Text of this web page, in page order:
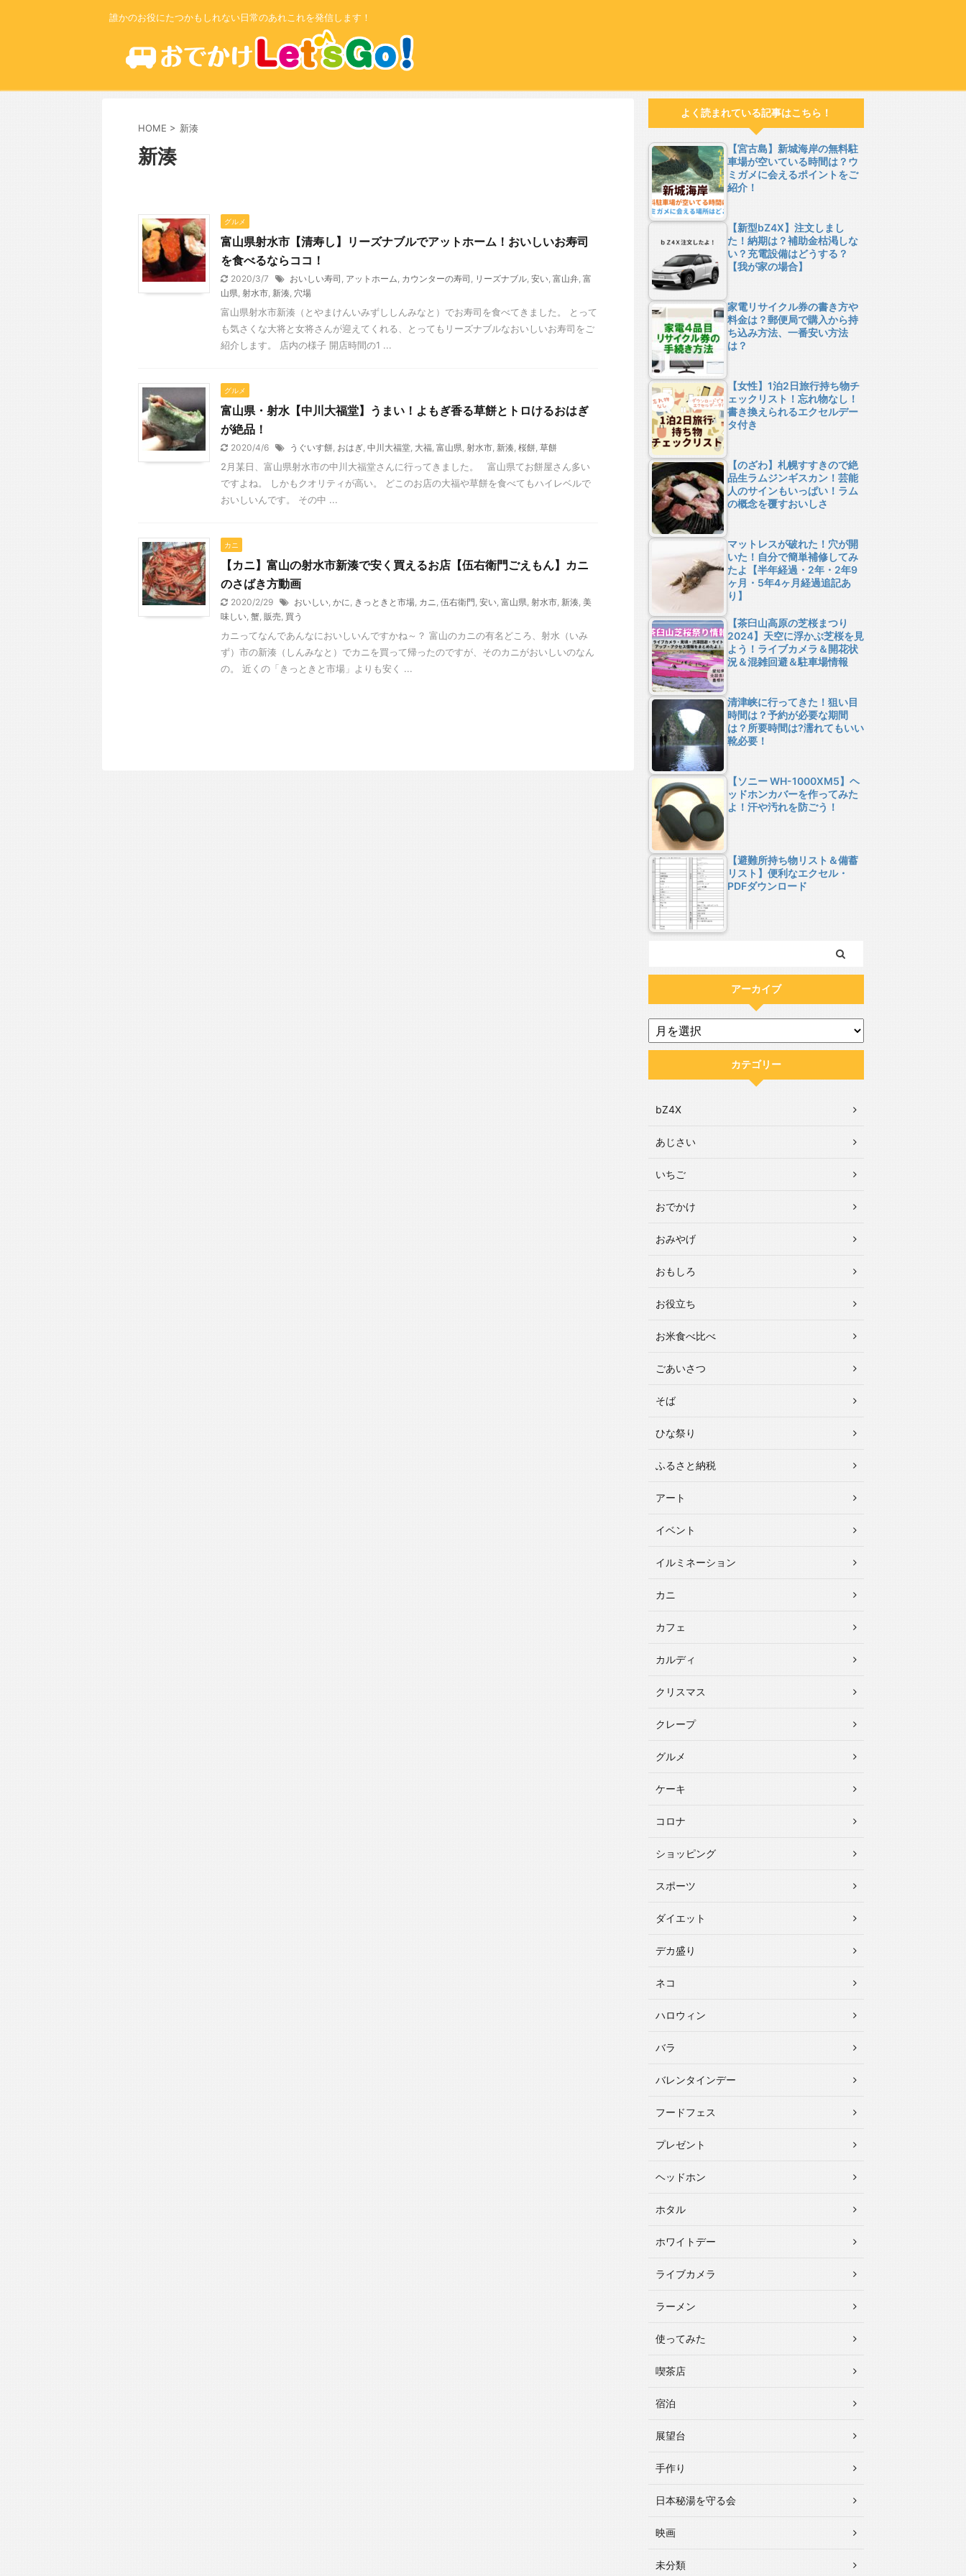
誰かのお役にたつかもしれない日常のあれこれを発信します！
HOME > 新湊
新湊
グルメ
富山県射水市【清寿し】リーズナブルでアットホーム！おいしいお寿司
を食べるならココ！
2020/3/7 おいしい寿司 , アットホーム, カウンターの寿司 , リーズナブル, 安い, 富山弁, 富
山県, 射水市, 新湊, 穴場
富山県射水市新湊（とやまけんいみずししんみなと）でお寿司を食べてきました。 とって
も気さくな大将と女将さんが迎えてくれる、とってもリーズナブルなおいしいお寿司をご
紹介します。 店内の様子 開店時間の1 ...
グルメ
富山県・射水【中川大福堂】うまい！よもぎ香る草餅とトロけるおはぎ
が絶品！
2020/4/6 うぐいす餅, おはぎ, 中川大福堂, 大福, 富山県, 射水市, 新湊, 桜餅, 草餅
2月某日、富山県射水市の中川大福堂さんに行ってきました。 富山県てお餅屋さん多い
ですよね。 しかもクオリティが高い。 どこのお店の大福や草餅を食べてもハイレベルで
おいしいんです。 その中 ...
カニ
【カニ】富山の射水市新湊で安く買えるお店【伍右衛門ごえもん】カニ
のさばき方動画
2020/2/29 おいしい, かに, きっときと市場, カニ, 伍右衛門, 安い, 富山県, 射水市, 新湊, 美
味しい, 蟹, 販売, 買う
カニってなんであんなにおいしいんですかね～？ 富山のカニの有名どころ、射水（いみ
ず）市の新湊（しんみなと）でカニを買って帰ったのですが、そのカニがおいしいのなん
の。 近くの「きっときと市場」よりも安く ...
よく読まれている記事はこちら！
【宮古島】新城海岸の無料駐
車場が空いている時間は？ウ
ミガメに会えるポイントをご
紹介！
【新型bZ4X】注文しまし
た！納期は？補助金枯渇しな
い？充電設備はどうする？
【我が家の場合】
家電リサイクル券の書き方や
料金は？郵便局で購入から持
ち込み方法、一番安い方法
は？
【女性】1泊2日旅行持ち物チ
ェックリスト！忘れ物なし！
書き換えられるエクセルデー
タ付き
【のざわ】札幌すすきので絶
品生ラムジンギスカン！芸能
人のサインもいっぱい！ラム
の概念を覆すおいしさ
マットレスが破れた！穴が開
いた！自分で簡単補修してみ
たよ【半年経過・2年・2年9
ヶ月・5年4ヶ月経過追記あ
り】
【茶臼山高原の芝桜まつり
2024】天空に浮かぶ芝桜を見
よう！ライブカメラ＆開花状
況＆混雑回避＆駐車場情報
清津峡に行ってきた！狙い目
時間は？予約が必要な期間
は？所要時間は?濡れてもいい
靴必要！
【ソニー WH-1000XM5】ヘ
ッドホンカバーを作ってみた
よ！汗や汚れを防ごう！
【避難所持ち物リスト＆備蓄
リスト】便利なエクセル・
PDFダウンロード
アーカイブ
カテゴリー
bZ4X
あじさい
いちご
おでかけ
おみやげ
おもしろ
お役立ち
お米食べ比べ
ごあいさつ
そば
ひな祭り
ふるさと納税
アート
イベント
イルミネーション
カニ
カフェ
カルディ
クリスマス
クレープ
グルメ
ケーキ
コロナ
ショッピング
スポーツ
ダイエット
デカ盛り
ネコ
ハロウィン
バラ
バレンタインデー
フードフェス
プレゼント
ヘッドホン
ホタル
ホワイトデー
ライブカメラ
ラーメン
使ってみた
喫茶店
宿泊
展望台
手作り
日本秘湯を守る会
映画
未分類